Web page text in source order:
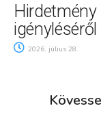
igényléséről
2026. július 28.